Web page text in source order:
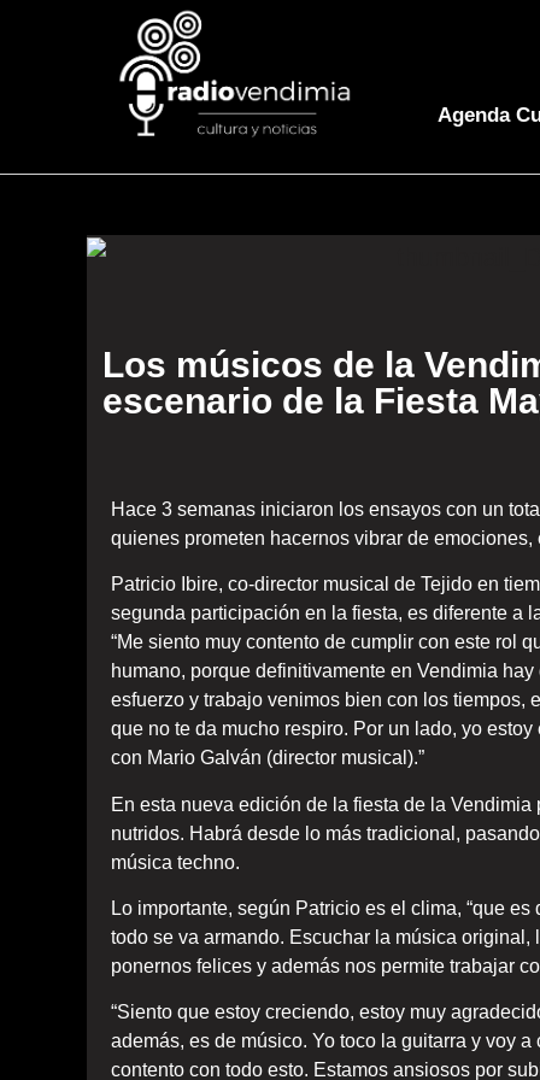
Agenda
Los músicos de la
escenario de la Fiesta
Hace 3 semanas iniciaron los ensayos con un
quienes prometen hacernos vibrar de
Patricio Ibire, co-director musical de Tejido en
segunda participación en la fiesta, es diferente a
“Me siento muy contento de cumplir con este rol
humano, porque definitivamente en Vendimia
esfuerzo y trabajo venimos bien con los tiempos,
que no te da mucho respiro. Por un lado, yo
con Mario Galván (director musical).”
En esta nueva edición de la fiesta de la
nutridos. Habrá desde lo más tradicional,
música techno.
Lo importante, según Patricio es el clima, “que
todo se va armando. Escuchar la música
ponernos felices y además nos permite trabajar
“Siento que estoy creciendo, estoy muy
además, es de músico. Yo toco la guitarra y voy
contento con todo esto. Estamos ansiosos por